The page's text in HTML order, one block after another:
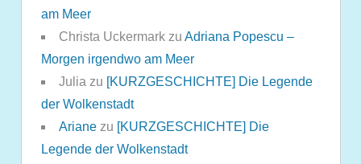
am Meer
Christa Uckermarkzu Adriana Popescu –
Morgen irgendwo am Meer
Julia zu [KURZGESCHICHTE] Die Legende
der Wolkenstadt
Arianezu [KURZGESCHICHTE] Die
Legende der Wolkenstadt